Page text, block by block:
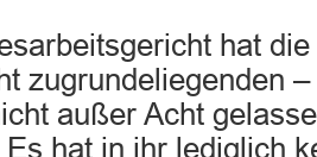
hat
zugrundeliegenden
außer Acht
hat in ihr lediglich